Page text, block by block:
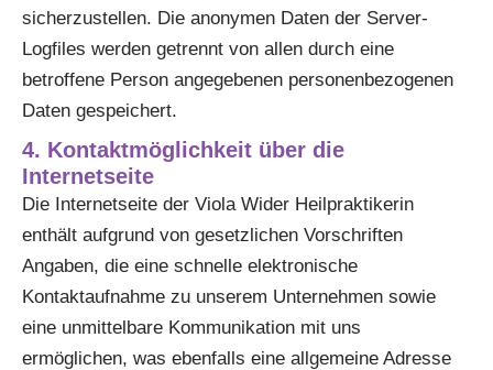
sicherzustellen. Die anonymen Daten der Server-
Logfiles werden getrennt von allen durch eine
betroffene Person angegebenen personenbezogenen
Daten gespeichert.
4. Kontaktmöglichkeit über die
Internetseite
Die Internetseite der Viola Wider Heilpraktikerin
enthält aufgrund von gesetzlichen Vorschriften
Angaben, die eine schnelle elektronische
Kontaktaufnahme zu unserem Unternehmen sowie
eine unmittelbare Kommunikation mit uns
ermöglichen, was ebenfalls eine allgemeine Adresse